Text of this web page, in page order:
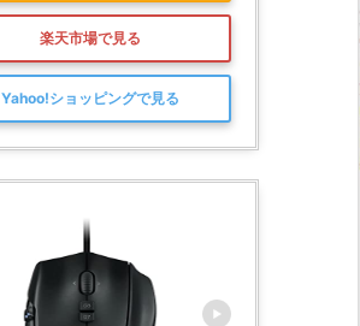
楽天市場で見る
Yahoo!ショッピングで見る